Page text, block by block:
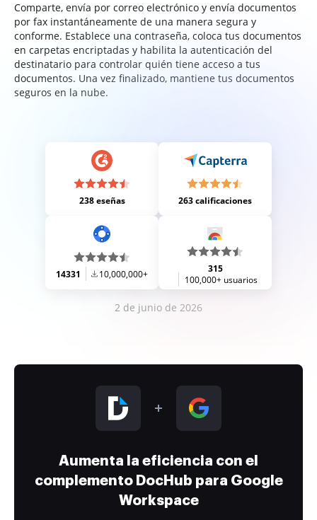
Comparte, envía por correo electrónico y envía documentos
por fax instantáneamente de una manera segura y
conforme. Establece una contraseña, coloca tus documentos
en carpetas encriptadas y habilita la autenticación del
destinatario para controlar quién tiene acceso a tus
documentos. Una vez finalizado, mantiene tus documentos
seguros en la nube.
238 eseñas 263 calificaciones
14331 10,000,000+
315
100,000+ usuarios
2 de junio de 2026
Aumenta la eficiencia con el
complemento DocHub para Google
Workspace